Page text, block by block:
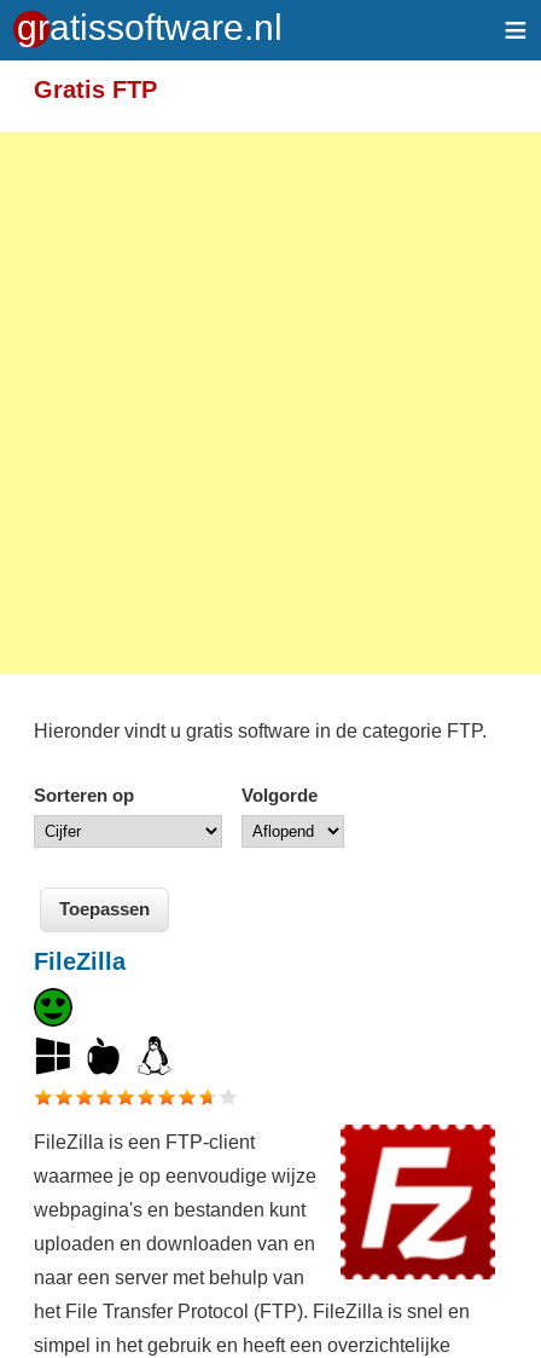
≡
Gratis FTP
Hieronder vindt u gratis software in de categorie FTP.
Sorteren op Volgorde
FileZilla
FileZilla is een FTP-client
waarmee je op eenvoudige wijze
webpagina's en bestanden kunt
uploaden en downloaden van en
naar een server met behulp van
het File Transfer Protocol (FTP). FileZilla is snel en
simpel in het gebruik en heeft een overzichtelijke